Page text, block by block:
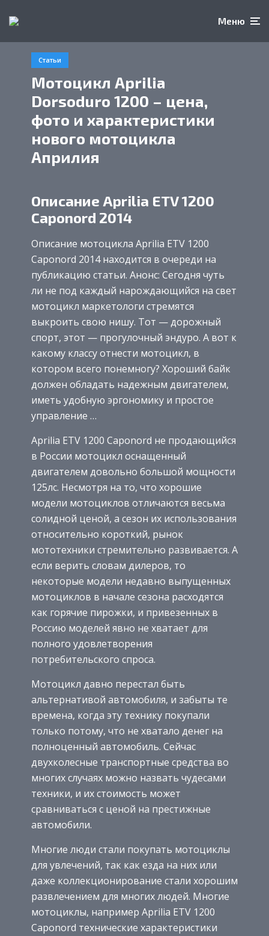
Меню
Статьи
Мотоцикл Aprilia
Dorsoduro 1200 – цена,
фото и характеристики
нового мотоцикла
Априлия
Описание Aprilia ETV 1200
Caponord 2014
Описание мотоцикла Aprilia ETV 1200
Caponord 2014 находится в очереди на
публикацию статьи. Анонс: Сегодня чуть
ли не под каждый нарождающийся на свет
мотоцикл маркетологи стремятся
выкроить свою нишу. Тот — дорожный
спорт, этот — прогулочный эндуро. А вот к
какому классу отнести мотоцикл, в
котором всего понемногу? Хороший байк
должен обладать надежным двигателем,
иметь удобную эргономику и простое
управление …
Aprilia ETV 1200 Caponord не продающийся
в России мотоцикл оснащенный
двигателем довольно большой мощности
125лс. Несмотря на то, что хорошие
модели мотоциклов отличаются весьма
солидной ценой, а сезон их использования
относительно короткий, рынок
мототехники стремительно развивается. А
если верить словам дилеров, то
некоторые модели недавно выпущенных
мотоциклов в начале сезона расходятся
как горячие пирожки, и привезенных в
Россию моделей явно не хватает для
полного удовлетворения
потребительского спроса.
Мотоцикл давно перестал быть
альтернативой автомобиля, и забыты те
времена, когда эту технику покупали
только потому, что не хватало денег на
полноценный автомобиль. Сейчас
двухколесные транспортные средства во
многих случаях можно назвать чудесами
техники, и их стоимость может
сравниваться с ценой на престижные
автомобили.
Многие люди стали покупать мотоциклы
для увлечений, так как езда на них или
даже коллекционирование стали хорошим
развлечением для многих людей. Многие
мотоциклы, например Aprilia ETV 1200
Caponord технические характеристики